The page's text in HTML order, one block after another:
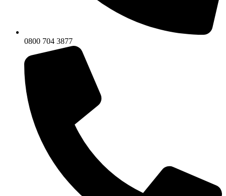
0800 704 3877